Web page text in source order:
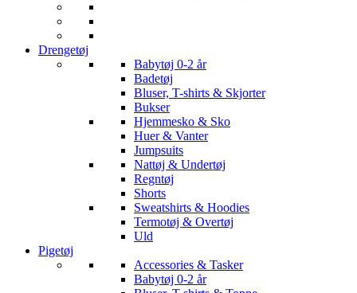
Drengetøj
Babytøj 0-2 år
Badetøj
Bluser, T-shirts & Skjorter
Bukser
Hjemmesko & Sko
Huer & Vanter
Jumpsuits
Nattøj & Undertøj
Regntøj
Shorts
Sweatshirts & Hoodies
Termotøj & Overtøj
Uld
Pigetøj
Accessories & Tasker
Babytøj 0-2 år